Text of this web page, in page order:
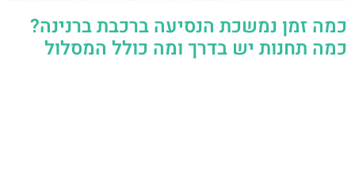
כמה זמן נמשכת הנסיעה ברכבת ברנינה?
כמה תחנות יש בדרך ומה כולל המסלול